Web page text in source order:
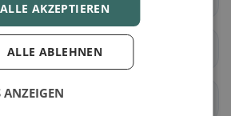
Laax
ALLE AKZEPTIEREN
ALLE ABLEHNEN
ANZEIGEN